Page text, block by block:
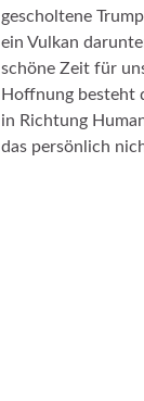
gescholtene
ein Vulkan
schöne Zeit für
Hoffnung besteht
in Richtung
das persönlich